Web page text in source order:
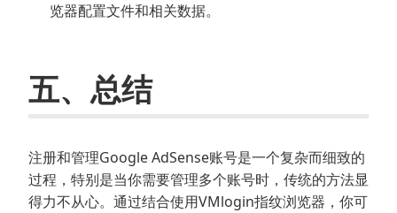
览器配置文件和相关数据。
五、总结
注册和管理Google AdSense账号是一个复杂而细致的
过程，特别是当你需要管理多个账号时，传统的方法显
得力不从心。通过结合使用VMlogin指纹浏览器，你可